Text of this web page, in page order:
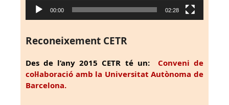
00:00 02:28
Reconeixement CETR
Des de l’any 2015 CETR té un: Conveni de
col·laboració amb la Universitat Autònoma de
Barcelona.